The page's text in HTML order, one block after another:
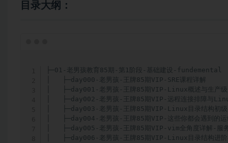
目录大纲：
├─01-老男孩教育85期-第1阶段-基础建设-fundemental
│   ├─day000-老男孩-王牌85期VIP-SRE课程详解
│   ├─day001-老男孩-王牌85期VIP-Linux概述与生产级
│   ├─day002-老男孩-王牌85期VIP-远程连接排障与
│   ├─day003-老男孩-王牌85期VIP-Linux目录结构初级
│   ├─day004-老男孩-王牌85期VIP-这些你都会遇到的运
│   ├─day005-老男孩-王牌85期VIP-vim全角度详解-服
│   ├─day006-老男孩-王牌85期VIP-Linux目录结构进阶